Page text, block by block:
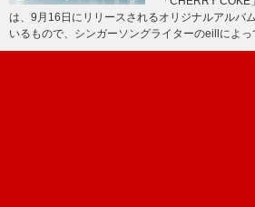
は、9月16日にリリースされるオリジナルアルバ
いるもので、シンガーソングライターのeillによ